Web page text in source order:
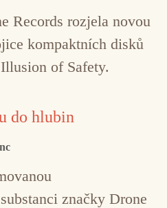
Records rozjela novou
kompaktních disků
of Safety.
do hlubin
značky Drone